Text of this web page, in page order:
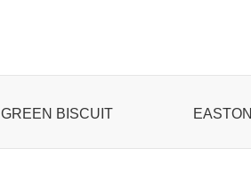
GREEN BISCUIT EASTON